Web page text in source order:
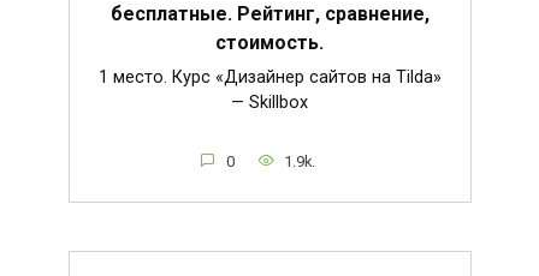
бесплатные. Рейтинг, сравнение,
стоимость.
1 место. Курс «Дизайнер сайтов на Tilda»
— Skillbox
0 1.9k.